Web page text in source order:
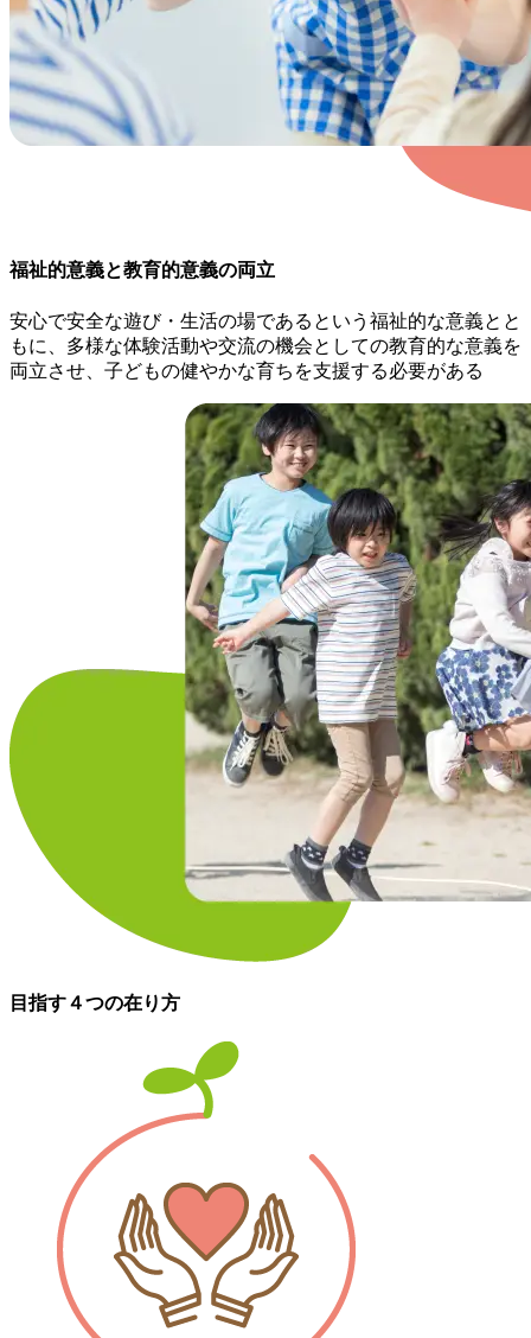
福祉的意義と教育的意義の両立
安心で安全な遊び・生活の場であるという福祉的な意義とと
もに、多様な体験活動や交流の機会としての教育的な意義を
両立させ、子どもの健やかな育ちを支援する必要がある
目指す４つの在り方